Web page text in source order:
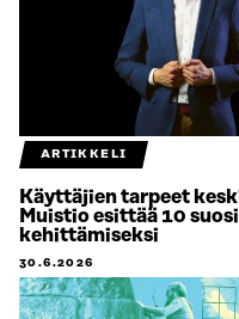
ARTIKKELI
Käyttäjien tarpeet
Muistio esittää 10
kehittämiseksi
30.6.2026